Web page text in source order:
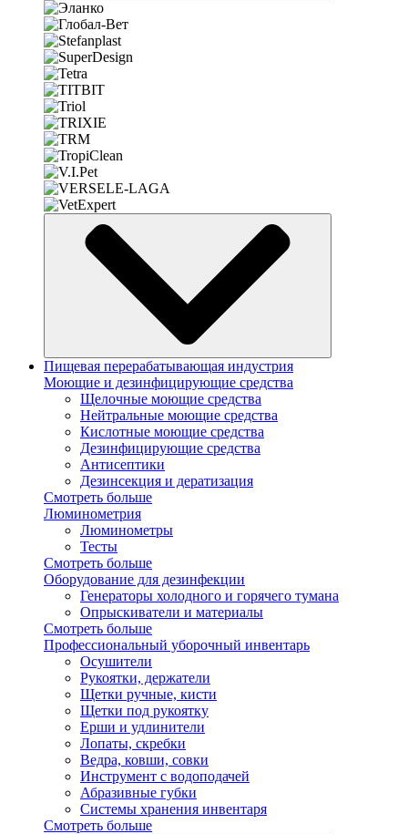
Пищевая перерабатывающая индустрия
Моющие и дезинфицирующие средства
Щелочные моющие средства
Нейтральные моющие средства
Кислотные моющие средства
Дезинфицирующие средства
Антисептики
Дезинсекция и дератизация
Смотреть больше
Люминометрия
Люминометры
Тесты
Смотреть больше
Оборудование для дезинфекции
Генераторы холодного и горячего тумана
Опрыскиватели и материалы
Смотреть больше
Профессиональный уборочный инвентарь
Осушители
Рукоятки, держатели
Щетки ручные, кисти
Щетки под рукоятку
Ерши и удлинители
Лопаты, скребки
Ведра, ковши, совки
Инструмент с водоподачей
Абразивные губки
Системы хранения инвентаря
Смотреть больше